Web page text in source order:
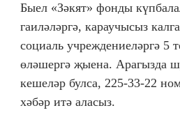
Быел «Зәкят» фонды
гаиләләргә, караучысыз
социаль учреждениеләргә 5
өләшергә җыена. Арагызда
кешеләр булса, 225-33-22
хәбәр итә аласыз.